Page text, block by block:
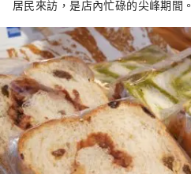
居民來訪，是店內忙碌的尖峰期間。